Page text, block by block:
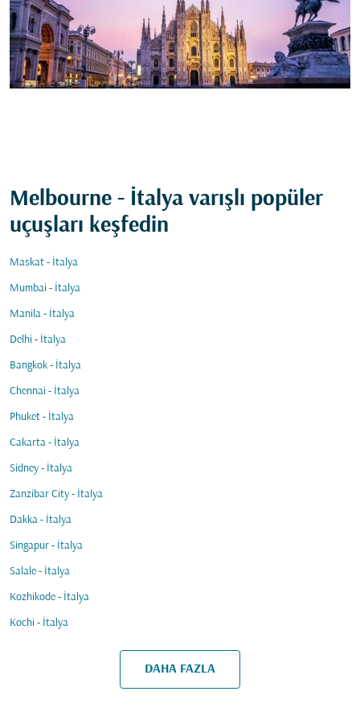
Melbourne - İtalya varışlı popüler
uçuşları keşfedin
Maskat - İtalya
Mumbai - İtalya
Manila - İtalya
Delhi - İtalya
Bangkok - İtalya
Chennai - İtalya
Phuket - İtalya
Cakarta - İtalya
Sidney - İtalya
Zanzibar City - İtalya
Dakka - İtalya
Singapur - İtalya
Salale - İtalya
Kozhikode - İtalya
Kochi - İtalya
DAHA FAZLA